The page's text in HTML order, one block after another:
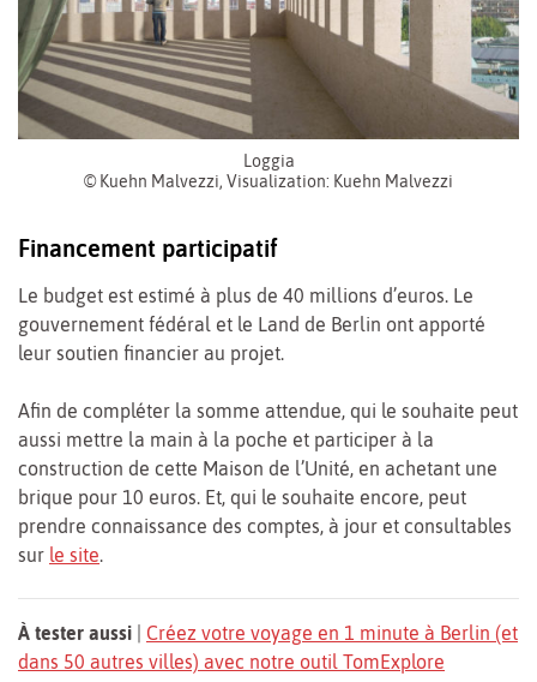
Loggia
© Kuehn Malvezzi, Visualization: Kuehn Malvezzi
Financement participatif
Le budget est estimé à plus de 40 millions d’euros. Le
gouvernement fédéral et le Land de Berlin ont apporté
leur soutien financier au projet.
Afin de compléter la somme attendue, qui le souhaite peut
aussi mettre la main à la poche et participer à la
construction de cette Maison de l’Unité, en achetant une
brique pour 10 euros. Et, qui le souhaite encore, peut
prendre connaissance des comptes, à jour et consultables
sur le site.
À tester aussi
Créez votre voyage en 1 minute à Berlin (et
dans 50 autres villes) avec notre outil TomExplore